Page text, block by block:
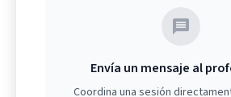
Envía un mensaje al
Coordina una sesión